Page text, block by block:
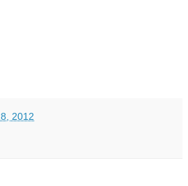
2012